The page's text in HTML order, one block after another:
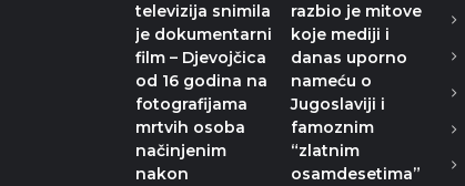
televizija snimila
je dokumentarni
film – Djevojčica
od 16 godina na
fotografijama
mrtvih osoba
načinjenim
nakon
razbio je mitove
koje mediji i
danas uporno
nameću o
Jugoslaviji i
famoznim
“zlatnim
osamdesetima”